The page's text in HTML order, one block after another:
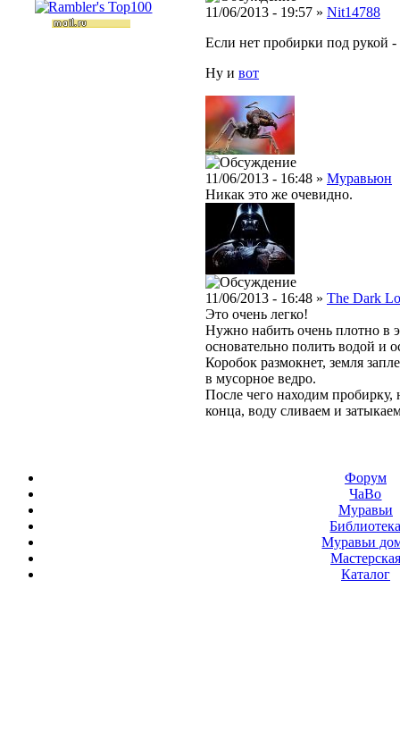
11/06/2013 - 19:57 » Nit14788
Если нет пробирки под рукой
Ну и вот
11/06/2013 - 16:48 » Муравьюн
Никак это же очевидно.
11/06/2013 - 16:48 » The Dark
Это очень легко!
Нужно набить очень плотно в
основательно полить водой и
Коробок размокнет, земля
в мусорное ведро.
После чего находим пробирку,
конца, воду сливаем и
Форум
ЧаВо
Муравьи
Муравьи
Мастерская
Каталог